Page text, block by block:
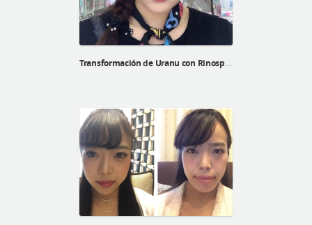
Transformación de Uranu con Rinosplatía, cirugía de doble párpado y contorno facial